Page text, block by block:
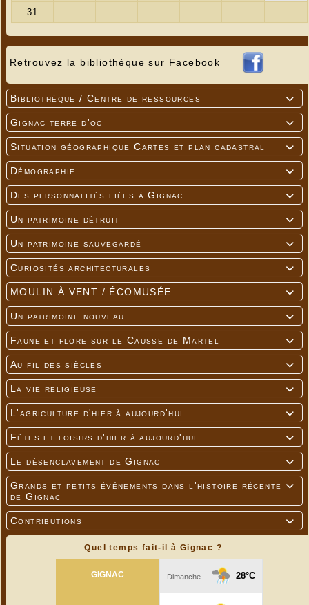
Retrouvez la bibliothèque sur Facebook

Bibliothèque / Centre de ressources

Gignac terre d'oc

Situation géographique Cartes et plan cadastral

Démographie

Des personnalités liées à Gignac

Un patrimoine détruit

Un patrimoine sauvegardé

Curiosités architecturales

MOULIN À VENT / ÉCOMUSÉE

Un patrimoine nouveau

Faune et flore sur le Causse de Martel

Au fil des siècles

La vie religieuse

L'agriculture d'hier à aujourd'hui

Fêtes et loisirs d'hier à aujourd'hui

Le désenclavement de Gignac

Grands et petits événements dans l'histoire récente
de Gignac

Contributions
Quel temps fait-il à Gignac ?